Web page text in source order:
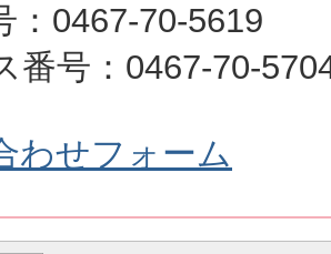
：0467-70-5619
番号：0467-70-
わせフォーム